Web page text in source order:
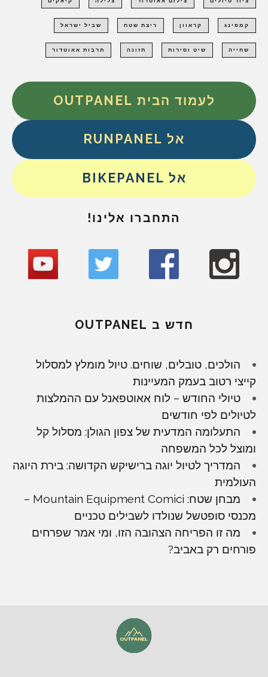
קמפינג קראוון ריצת שטח שביל ישראל
שחייה שיט וסירות תזונה תרבות אאוטדור
לעמוד הבית OUTPANEL
אל RUNPANEL
אל BIKEPANEL
התחברו אלינו!
חדש ב OUTPANEL
הולכים, טובלים, שוחים. טיול מומלץ למסלול
קייצי רטוב בעמק המעיינות
טיולי החודש – לוח אאוטפאנל עם ההמלצות
לטיולים לפי חודשים
התעלומה המדעית של צפון הגולן: מסלול קל
ומוצל לכל המשפחה
המדריך לטיול יוגה ברישיקש הקדושה: בירת היוגה
העולמית
מבחן שטח: Mountain Equipment Comici –
מכנסי סופטשל שנולדו לשבילים טכניים
מה זו הפריחה הצהובה הזו, ומי אמר שפרחים
פורחים רק באביב?